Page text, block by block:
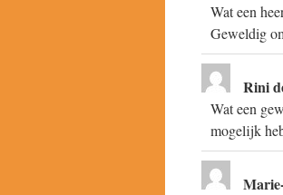
Wat een
Geweldig
Rini
Wat een
mogelijk